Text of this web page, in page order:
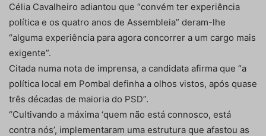
Célia Cavalheiro adiantou que “convém ter experiência
política e os quatro anos de Assembleia” deram-lhe
“alguma experiência para agora concorrer a um cargo mais
exigente”.
Citada numa nota de imprensa, a candidata afirma que “a
política local em Pombal definha a olhos vistos, após quase
três décadas de maioria do PSD”.
“Cultivando a máxima ‘quem não está connosco, está
contra nós’, implementaram uma estrutura que afastou as